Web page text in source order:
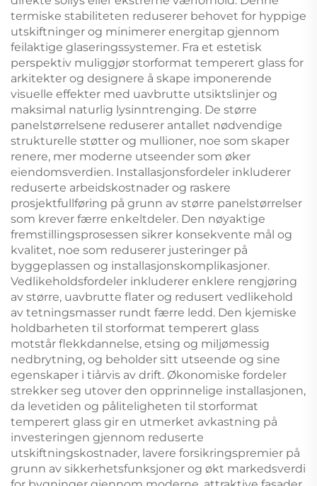
termiske stabiliteten reduserer behovet for hyppige
utskiftninger og minimerer energitap gjennom
feilaktige glaseringssystemer. Fra et estetisk
perspektiv muliggjør storformat temperert glass for
arkitekter og designere å skape imponerende
visuelle effekter med uavbrutte utsiktslinjer og
maksimal naturlig lysinntrenging. De større
panelstørrelsene reduserer antallet nødvendige
strukturelle støtter og mullioner, noe som skaper
renere, mer moderne utseender som øker
eiendomsverdien. Installasjonsfordeler inkluderer
reduserte arbeidskostnader og raskere
prosjektfullføring på grunn av større panelstørrelser
som krever færre enkeltdeler. Den nøyaktige
fremstillingsprosessen sikrer konsekvente mål og
kvalitet, noe som reduserer justeringer på
byggeplassen og installasjonskomplikasjoner.
Vedlikeholdsfordeler inkluderer enklere rengjøring
av større, uavbrutte flater og redusert vedlikehold
av tetningsmasser rundt færre ledd. Den kjemiske
holdbarheten til storformat temperert glass
motstår flekkdannelse, etsing og miljømessig
nedbrytning, og beholder sitt utseende og sine
egenskaper i tiårvis av drift. Økonomiske fordeler
strekker seg utover den opprinnelige installasjonen,
da levetiden og påliteligheten til storformat
temperert glass gir en utmerket avkastning på
investeringen gjennom reduserte
utskiftningskostnader, lavere forsikringspremier på
grunn av sikkerhetsfunksjoner og økt markedsverdi